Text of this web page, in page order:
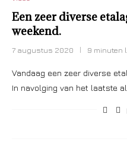
Een zeer diverse
weekend.
7 augustus 2020 9 minuten
Vandaag een zeer diverse
In navolging van het laatste